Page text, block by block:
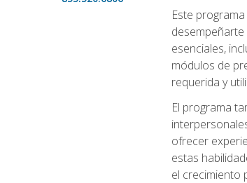
Este
esenciales,
módulos de
requerida y
El programa
ofrecer
estas
el crecimiento